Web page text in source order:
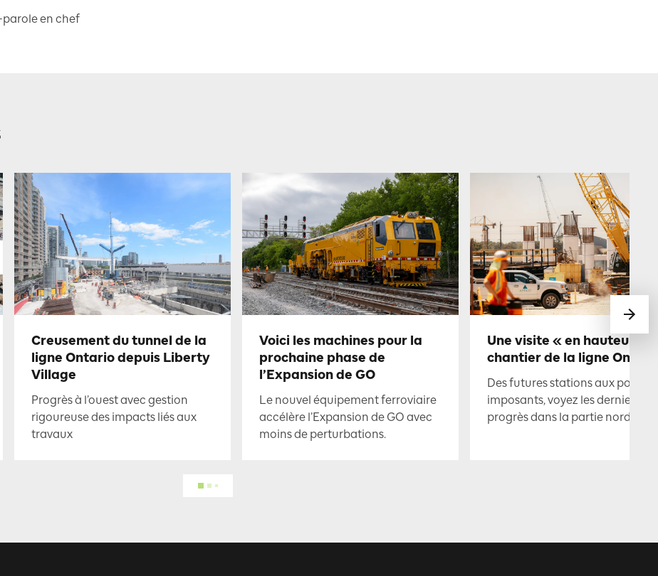
en chef
Creusement du tunnel de la
ligne Ontario depuis Liberty
Village
Progrès à l’ouest avec gestion
rigoureuse des impacts liés aux
travaux
Voici les machines pour la
prochaine phase de
l’Expansion de GO
Le nouvel équipement ferroviaire
accélère l’Expansion de GO avec
moins de perturbations.
Une visite « en hauteur »
chantier de la ligne
Des futures stations aux ponts
imposants, voyez les derniers
progrès dans la partie nord.